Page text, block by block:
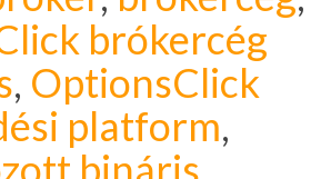
brókercég
, OptionsClick
platform,